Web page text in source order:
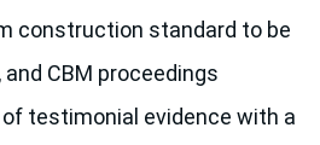
construction standard to be
and CBM proceedings
testimonial evidence with a